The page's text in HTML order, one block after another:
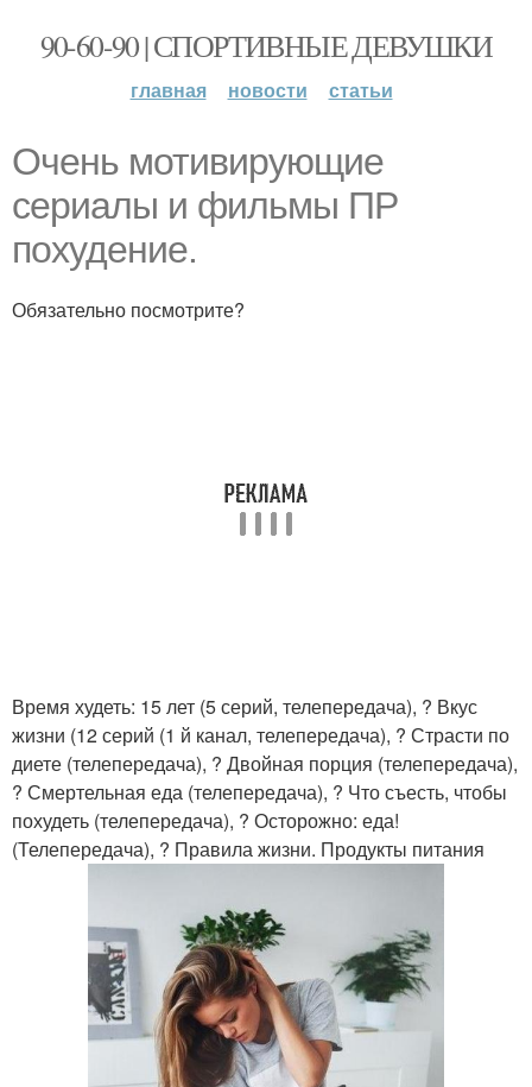
90-60-90 | СПОРТИВНЫЕ ДЕВУШКИ
главная новости статьи
Очень мотивирующие
сериалы и фильмы ПР
похудение.
Обязательно посмотрите?
Время худеть: 15 лет (5 серий, телепередача), ? Вкус
жизни (12 серий (1 й канал, телепередача), ? Страсти по
диете (телепередача), ? Двойная порция (телепередача),
? Смертельная еда (телепередача), ? Что съесть, чтобы
похудеть (телепередача), ? Осторожно: еда!
(Телепередача), ? Правила жизни. Продукты питания